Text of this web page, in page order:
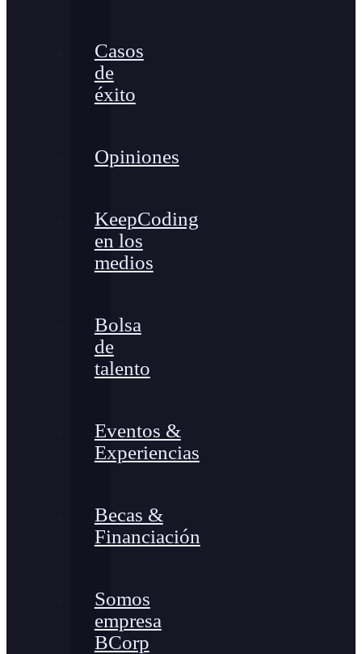
Casos
de
éxito
Opiniones
KeepCoding
en los
medios
Bolsa
de
talento
Eventos &
Experiencias
Becas &
Financiación
Somos
empresa
BCorp